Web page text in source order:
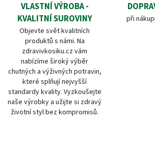
VLASTNÍ VÝROBA -
KVALITNÍ SUROVINY
Objevte svět kvalitních
produktů s námi. Na
zdravivkosiku.cz vám
nabízíme široký výběr
chutných a výživných potravin,
které splňují nejvyšší
standardy kvality. Vyzkoušejte
naše výrobky a užijte si zdravý
životní styl bez kompromisů.
při